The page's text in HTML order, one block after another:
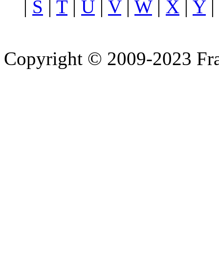
S T| U V| W| X Y|
Copyright © 2009-2023